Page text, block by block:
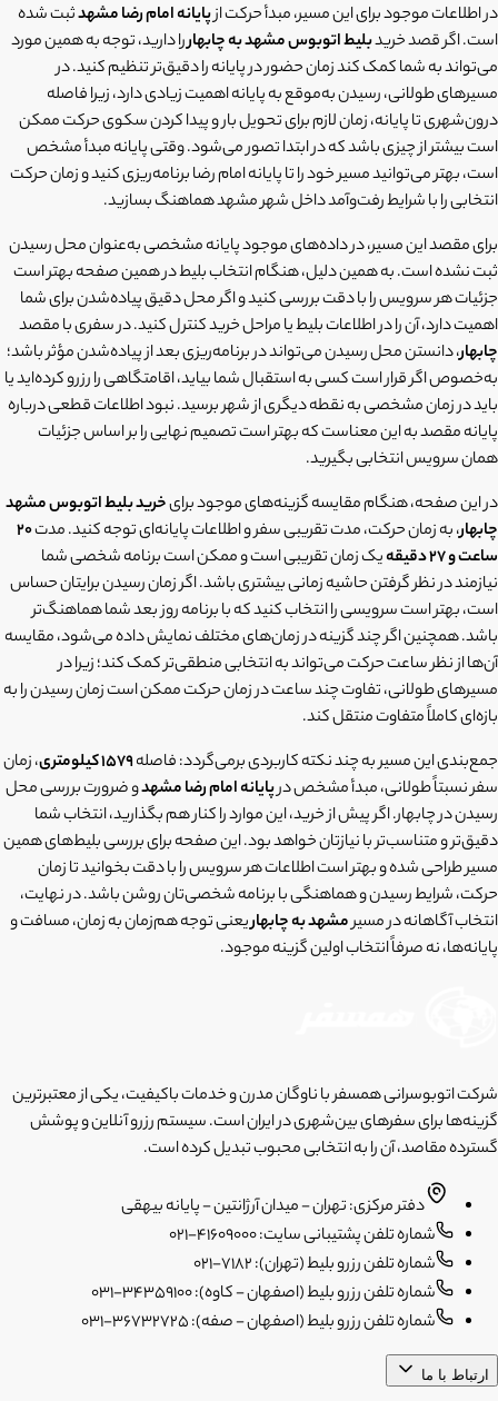
در اطلاعات موجود برای این مسیر، مبدأ حرکت ازپایانه امام رضا مشهدثبت شده
است. اگر قصد خریدبلیط اتوبوس مشهد به چابهاررا دارید، توجه به همین مورد
می‌تواند به شما کمک کند زمان حضور در پایانه را دقیق‌تر تنظیم کنید. در
مسیرهای طولانی، رسیدن به‌موقع به پایانه اهمیت زیادی دارد، زیرا فاصله
درون‌شهری تا پایانه، زمان لازم برای تحویل بار و پیدا کردن سکوی حرکت ممکن
است بیشتر از چیزی باشد که در ابتدا تصور می‌شود. وقتی پایانه مبدأ مشخص
است، بهتر می‌توانید مسیر خود را تا پایانه امام رضا برنامه‌ریزی کنید و زمان حرکت
انتخابی را با شرایط رفت‌وآمد داخل شهر مشهد هماهنگ بسازید.
برای مقصد این مسیر، در داده‌های موجود پایانه مشخصی به‌عنوان محل رسیدن
ثبت نشده است. به همین دلیل، هنگام انتخاب بلیط در همین صفحه بهتر است
جزئیات هر سرویس را با دقت بررسی کنید و اگر محل دقیق پیاده‌شدن برای شما
اهمیت دارد، آن را در اطلاعات بلیط یا مراحل خرید کنترل کنید. در سفری با مقصد
چابهار، دانستن محل رسیدن می‌تواند در برنامه‌ریزی بعد از پیاده‌شدن مؤثر باشد؛
به‌خصوص اگر قرار است کسی به استقبال شما بیاید، اقامتگاهی را رزرو کرده‌اید یا
باید در زمان مشخصی به نقطه دیگری از شهر برسید. نبود اطلاعات قطعی درباره
پایانه مقصد به این معناست که بهتر است تصمیم نهایی را بر اساس جزئیات
همان سرویس انتخابی بگیرید.
در این صفحه، هنگام مقایسه گزینه‌های موجود برایخرید بلیط اتوبوس مشهد
چابهار، به زمان حرکت، مدت تقریبی سفر و اطلاعات پایانه‌ای توجه کنید. مدت۲۰
ساعت و ۲۷ دقیقه
یک زمان تقریبی است و ممکن است برنامه شخصی شما
نیازمند در نظر گرفتن حاشیه زمانی بیشتری باشد. اگر زمان رسیدن برایتان حساس
است، بهتر است سرویسی را انتخاب کنید که با برنامه روز بعد شما هماهنگ‌تر
باشد. همچنین اگر چند گزینه در زمان‌های مختلف نمایش داده می‌شود، مقایسه
آن‌ها از نظر ساعت حرکت می‌تواند به انتخابی منطقی‌تر کمک کند؛ زیرا در
مسیرهای طولانی، تفاوت چند ساعت در زمان حرکت ممکن است زمان رسیدن را به
بازه‌ای کاملاً متفاوت منتقل کند.
جمع‌بندی این مسیر به چند نکته کاربردی برمی‌گردد: فاصله۱۵۷۹ کیلومتری
، زمان
سفر نسبتاً طولانی، مبدأ مشخص درپایانه امام رضا مشهدو ضرورت بررسی محل
رسیدن در چابهار. اگر پیش از خرید، این موارد را کنار هم بگذارید، انتخاب شما
دقیق‌تر و متناسب‌تر با نیازتان خواهد بود. این صفحه برای بررسی بلیط‌های همین
مسیر طراحی شده و بهتر است اطلاعات هر سرویس را با دقت بخوانید تا زمان
حرکت، شرایط رسیدن و هماهنگی با برنامه شخصی‌تان روشن باشد. در نهایت،
انتخاب آگاهانه در مسیرمشهد به چابهاریعنی توجه هم‌زمان به زمان، مسافت و
پایانه‌ها، نه صرفاً انتخاب اولین گزینه موجود.
شرکت اتوبوسرانی همسفر با ناوگان مدرن و خدمات باکیفیت، یکی از معتبرترین
گزینه‌ها برای سفرهای بین‌شهری در ایران است. سیستم رزرو آنلاین و پوشش
گسترده مقاصد، آن را به انتخابی محبوب تبدیل کرده است.
دفتر مرکزی: تهران - میدان آرژانتین - پایانه بیهقی
شماره تلفن پشتیبانی سایت: 41609000-021
شماره تلفن رزرو بلیط (تهران): 7182-021
شماره تلفن رزرو بلیط (اصفهان - کاوه): 34359100-031
شماره تلفن رزرو بلیط (اصفهان - صفه): 36732725-031
ارتباط با ما